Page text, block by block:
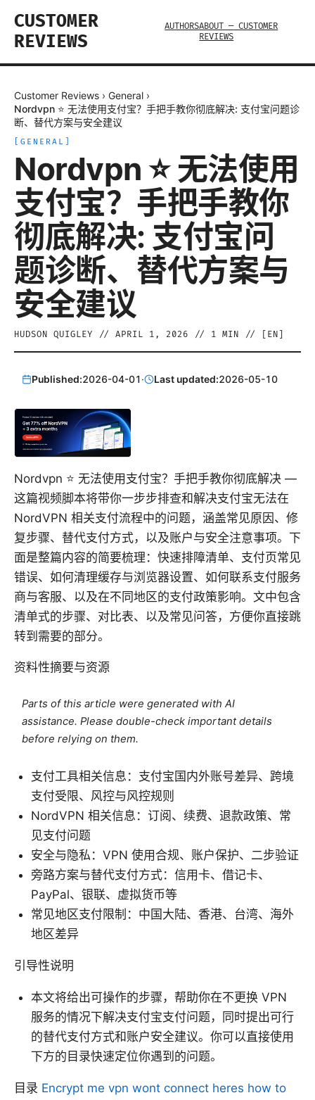
CUSTOMER
REVIEWS
AUTHORSABOUT — CUSTOMER
REVIEWS
Customer Reviews › General ›
Nordvpn ⭐ 无法使用支付宝？手把手教你彻底解决: 支付宝问题诊
断、替代方案与安全建议
GENERAL
Nordvpn ⭐ 无法使用
支付宝？手把手教你
彻底解决: 支付宝问
题诊断、替代方案与
安全建议
HUDSON QUIGLEY // APRIL 1, 2026 // 1 MIN // [ EN
Published:2026-04-01· Last updated:2026-05-10
Nordvpn ⭐ 无法使用支付宝？手把手教你彻底解决 —
这篇视频脚本将带你一步步排查和解决支付宝无法在
NordVPN 相关支付流程中的问题，涵盖常见原因、修
复步骤、替代支付方式，以及账户与安全注意事项。下
面是整篇内容的简要梳理：快速排障清单、支付页常见
错误、如何清理缓存与浏览器设置、如何联系支付服务
商与客服、以及在不同地区的支付政策影响。文中包含
清单式的步骤、对比表、以及常见问答，方便你直接跳
转到需要的部分。
资料性摘要与资源
Parts of this article were generated with AI
assistance. Please double-check important details
before relying on them.
支付工具相关信息：支付宝国内外账号差异、跨境
支付受限、风控与风控规则
NordVPN 相关信息：订阅、续费、退款政策、常
见支付问题
安全与隐私：VPN 使用合规、账户保护、二步验证
旁路方案与替代支付方式：信用卡、借记卡、
PayPal、银联、虚拟货币等
常见地区支付限制：中国大陆、香港、台湾、海外
地区差异
引导性说明
本文将给出可操作的步骤，帮助你在不更换 VPN
服务的情况下解决支付宝支付问题，同时提出可行
的替代支付方式和账户安全建议。你可以直接使用
下方的目录快速定位你遇到的问题。
目录 Encrypt me vpn wont connect heres how to